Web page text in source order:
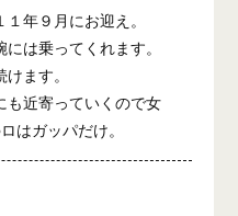
年９月にお迎え。
は乗ってくれます。
ます。
も近寄っていくので女
はガッパだけ。